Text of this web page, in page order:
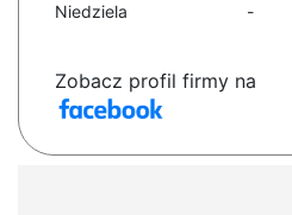
Niedziela
-
Zobacz profil firmy na